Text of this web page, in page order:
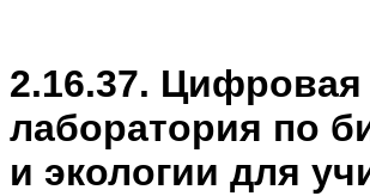
2.16.37. Цифровая
лаборатория по
и экологии для